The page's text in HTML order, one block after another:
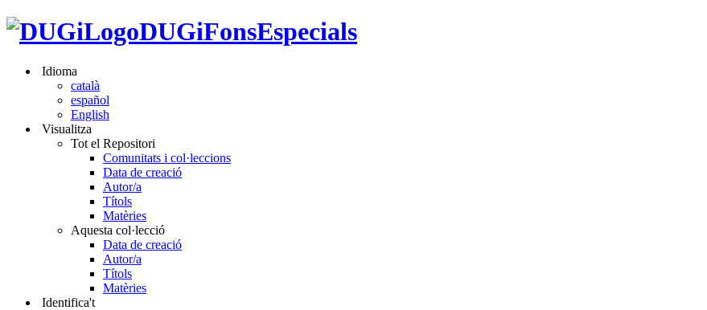
DUGiFonsEspecials
Idioma
català
español
English
Visualitza
Tot el Repositori
Comunitats i col·leccions
Data de creació
Autor/a
Títols
Matèries
Aquesta col·lecció
Data de creació
Autor/a
Títols
Matèries
Identifica't